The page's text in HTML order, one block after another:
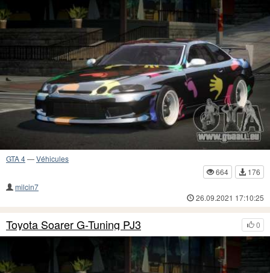
GTA 4—Véhicules
664
176
milcin7
26.09.2021 17:10:25
0
Toyota Soarer G-Tuning PJ3